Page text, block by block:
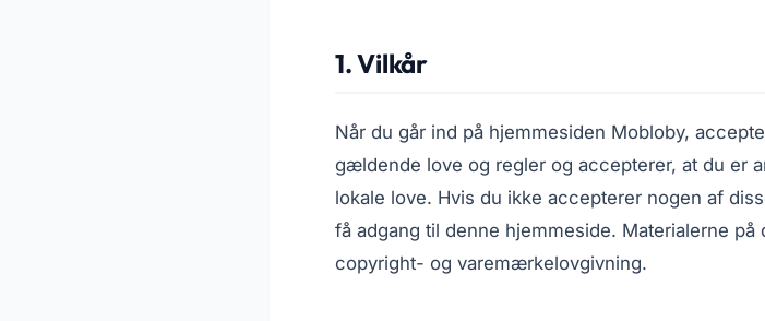
1. Vilkår
Når du går ind på hjemmesiden Mobloby,
gældende love og regler og accepterer, at du er
lokale love. Hvis du ikke accepterer nogen af
få adgang til denne hjemmeside. Materialerne
copyright- og varemærkelovgivning.